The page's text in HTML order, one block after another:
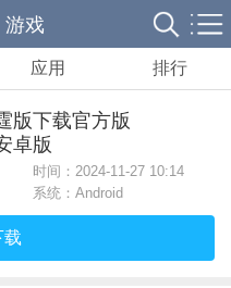
游戏
应用 排行
版下载官方版
卓版
时间：2024-11-27 10:14
系统：Android
载